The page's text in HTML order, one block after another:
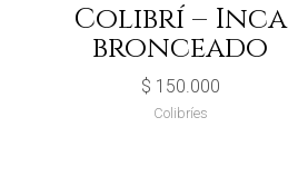
Colibrí – Inca
bronceado
$ 150.000
Colibríes